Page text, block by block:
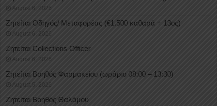
August 6, 2026
Ζητείται Οδηγός/ Μεταφορέας (€1.500 καθαρά + 13ος)
August 6, 2026
Ζητείται Collections Officer
August 6, 2026
Ζητείται Βοηθός Φαρμακείου (ωράριο 08:00 – 13:30)
August 5, 2026
Ζητείται Βοηθός Θαλάμου